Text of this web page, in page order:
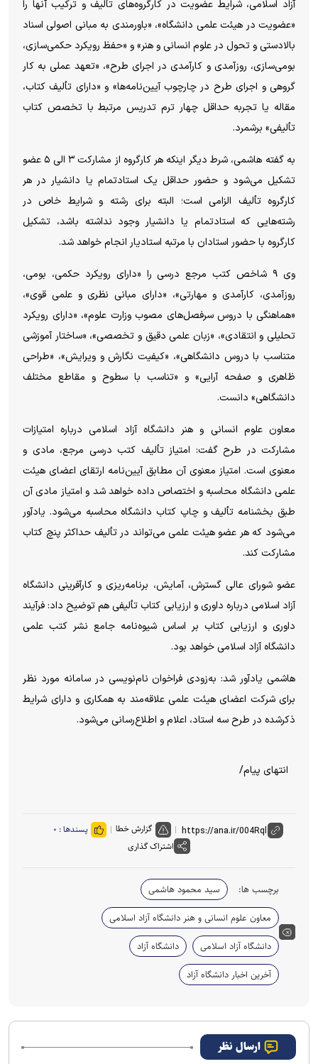
آزاد اسلامی، شرایط عضویت در کارگروه‌های تألیف و ترکیب آنها را
«عضویت در هیئت علمی دانشگاه»، «باورمندی به مبانی اصولی اسناد
بالادستی و تحول در علوم انسانی و هنر» و «حفظ رویکرد حکمی‌سازی،
بومی‌سازی، روزآمدی و کارآمدی در اجرای طرح»، «تعهد عملی به کار
گروهی و اجرای طرح در چارچوب آیین‌نامه‌ها» و «دارای تألیف کتاب،
مقاله یا تجربه حداقل چهار ترم تدریس مرتبط با تخصص کتاب
تألیفی» برشمرد.
به گفته هاشمی، شرط دیگر اینکه هر کارگروه از مشارکت ۳ الی ۵ عضو
تشکیل می‌شود و حضور حداقل یک استادتمام یا دانشیار در هر
کارگروه تألیف الزامی است؛ البته برای رشته و شرایط خاص در
رشته‌هایی که استادتمام یا دانشیار وجود نداشته باشد، تشکیل
کارگروه با حضور استادان با مرتبه استادیار انجام خواهد شد.
وی ۹ شاخص کتب مرجع درسی را «دارای رویکرد حکمی، بومی،
روزآمدی، کارآمدی و مهارتی»، «دارای مبانی نظری و علمی قوی»،
«هماهنگی با دروس سرفصل‌های مصوب وزارت علوم»، «دارای رویکرد
تحلیلی و انتقادی»، «زبان علمی دقیق و تخصصی»، «ساختار آموزشی
متناسب با دروس دانشگاهی»، «کیفیت نگارش و ویرایش»، «طراحی
ظاهری و صفحه آرایی» و «تناسب با سطوح و مقاطع مختلف
دانشگاهی» دانست.
معاون علوم انسانی و هنر دانشگاه آزاد اسلامی درباره امتیازات
مشارکت در طرح گفت: امتیاز تألیف کتب درسی مرجع، مادی و
معنوی است. امتیاز معنوی آن مطابق آیین‌نامه ارتقای اعضای هیئت
علمی دانشگاه محاسبه و اختصاص داده خواهد شد و امتیاز مادی آن
طبق بخشنامه تألیف و چاپ کتاب دانشگاه محاسبه می‌شود. یادآور
می‌شود که هر عضو هیئت علمی می‌تواند در تألیف حداکثر پنچ کتاب
مشارکت کند.
عضو شورای عالی گسترش، آمایش، برنامه‌ریزی و کارآفرینی دانشگاه
آزاد اسلامی درباره داوری و ارزیابی کتاب تألیفی هم توضیح داد: فرآیند
داوری و ارزیابی کتاب بر اساس شیوه‌نامه جامع نشر کتب علمی
دانشگاه آزاد اسلامی خواهد بود.
هاشمی یادآور شد: به‌زودی فراخوان نام‌نویسی در سامانه مورد نظر
برای شرکت اعضای هیئت علمی علاقه‌مند به همکاری و دارای شرایط
ذکرشده در طرح سه استاد، اعلام و اطلاع‌رسانی می‌شود.
انتهای پیام/
گزارش خطا پسندها : ۰
اشتراک گذاری
برچسب ها:
سید محمود هاشمی
معاون علوم انسانی و هنر دانشگاه آزاد اسلامی
دانشگاه آزاد اسلامی
دانشگاه آزاد
آخرین اخبار دانشگاه آزاد
ارسال نظر